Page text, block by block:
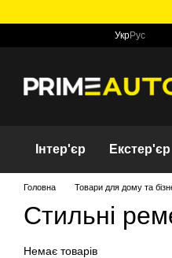
УкрРус
Інтер'єр Екстер'єр
Головна Товари для дому та
Стильні
Немає товарів